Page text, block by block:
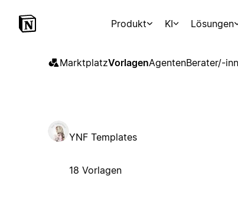
Produkt KI Lösungen
MarktplatzVorlagenAgentenBerater/-
YNF Templates
18 Vorlagen